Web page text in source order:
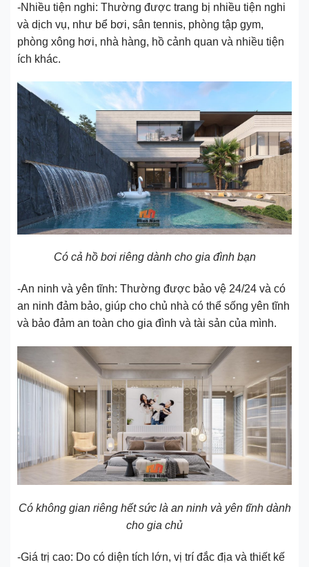
-Nhiều tiện nghi: Thường được trang bị nhiều tiện nghi
và dịch vụ, như bể bơi, sân tennis, phòng tập gym,
phòng xông hơi, nhà hàng, hồ cảnh quan và nhiều tiện
ích khác.
Có cả hồ bơi riêng dành cho gia đình bạn
-An ninh và yên tĩnh: Thường được bảo vệ 24/24 và có
an ninh đảm bảo, giúp cho chủ nhà có thể sống yên tĩnh
và bảo đảm an toàn cho gia đình và tài sản của mình.
Có không gian riêng hết sức là an ninh và yên tĩnh dành
cho gia chủ
-Giá trị cao: Do có diện tích lớn, vị trí đắc địa và thiết kế